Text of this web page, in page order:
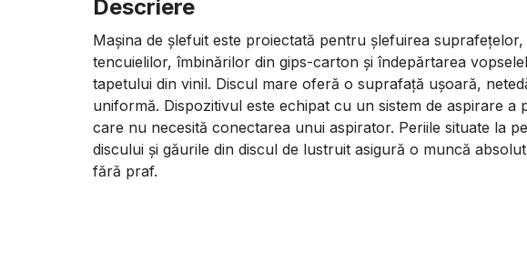
Descriere
Mașina de șlefuit este proiectată pentru șlefuirea suprafețelor,
tencuielilor, îmbinărilor din gips-carton și îndepărtarea
tapetului din vinil. Discul mare oferă o suprafață ușoară,
uniformă. Dispozitivul este echipat cu un sistem de aspirare a
care nu necesită conectarea unui aspirator. Periile situate la
discului și găurile din discul de lustruit asigură o muncă
fără praf.